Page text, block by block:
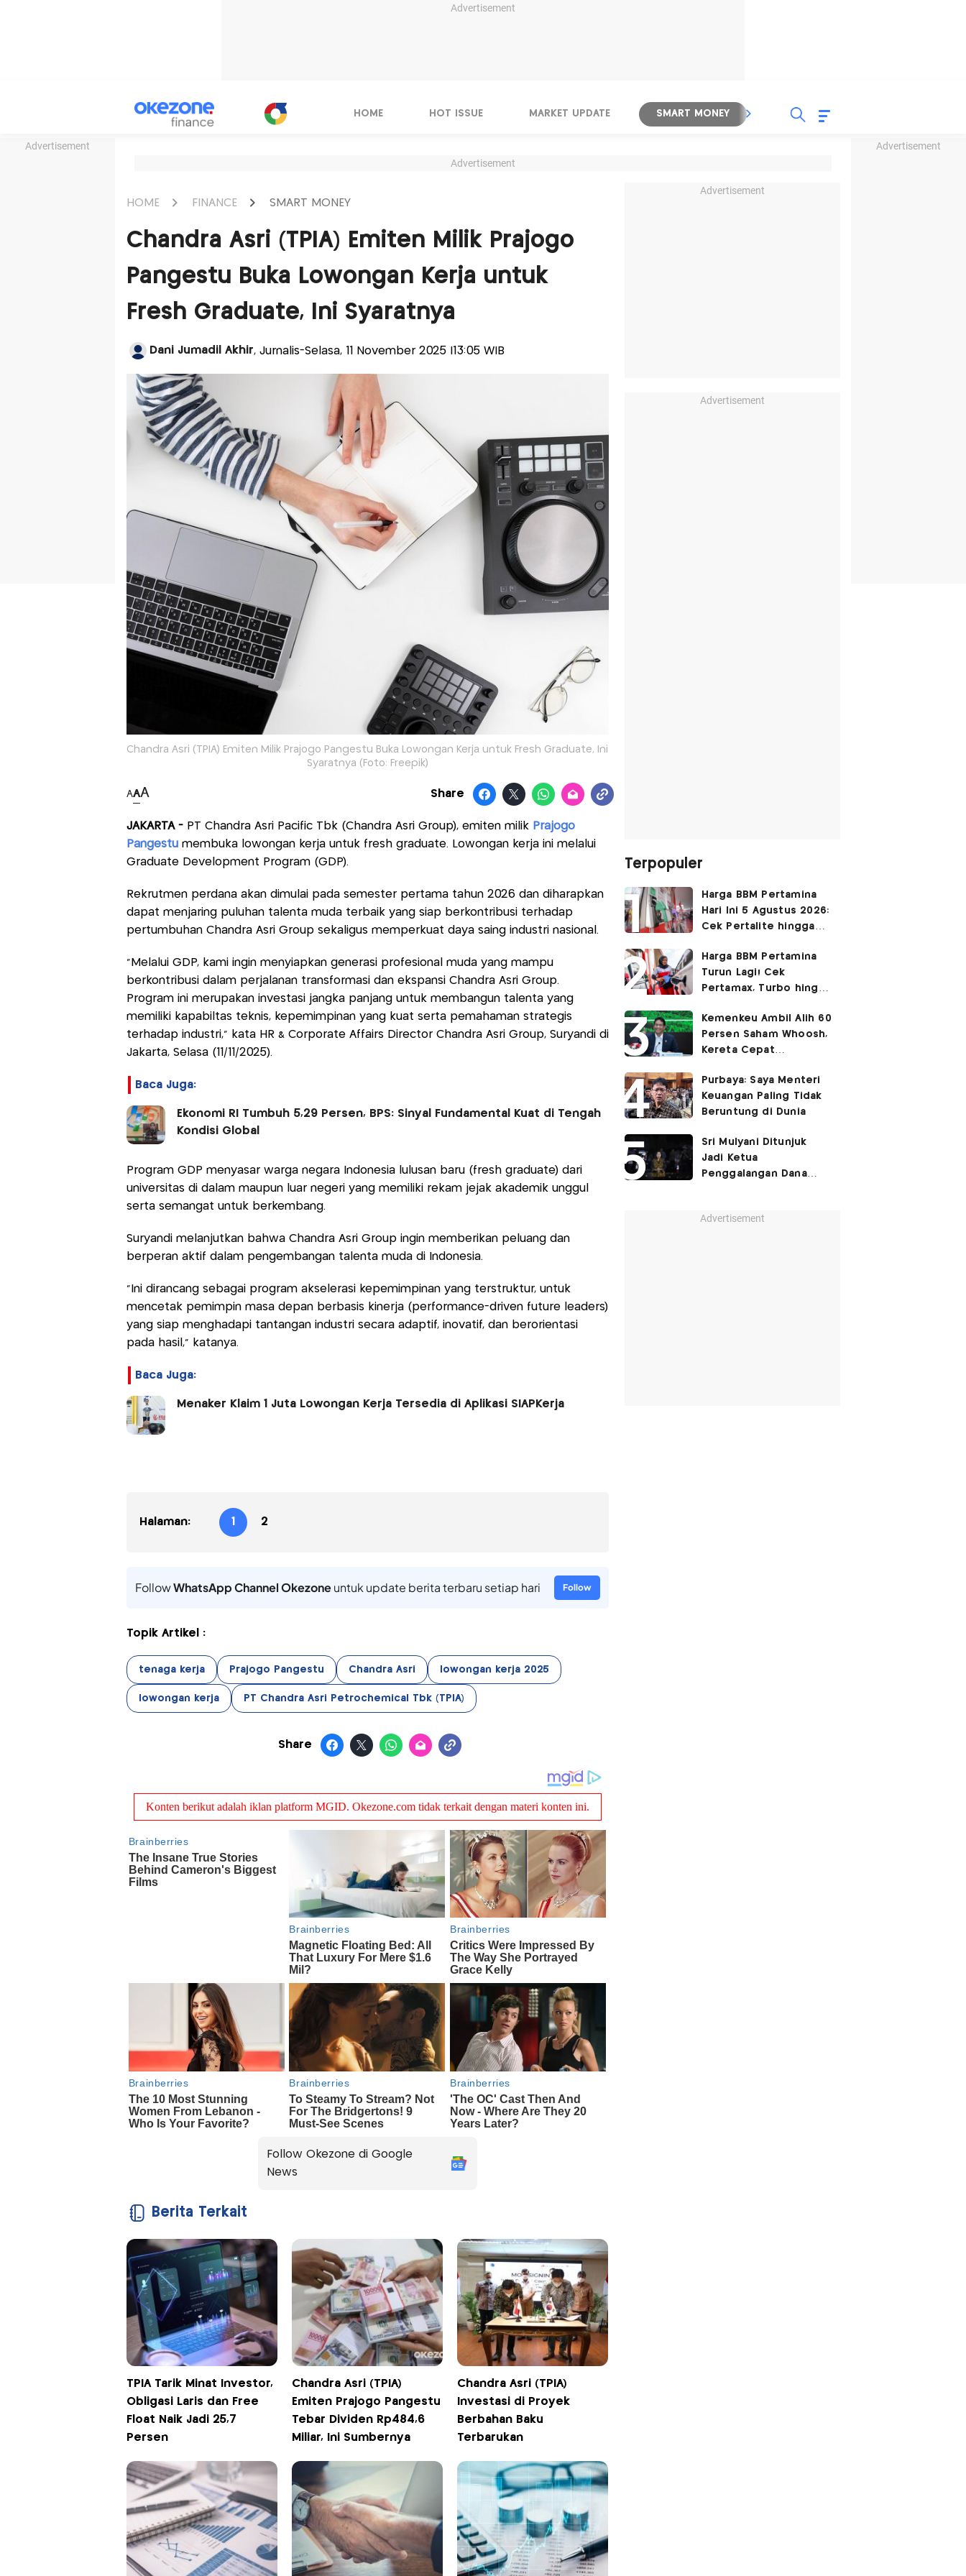
Advertisement
Advertisement Advertisement
HOME HOT ISSUE MARKET UPDATE SMART MONEY INSPIRASI BISNIS
Advertisement
HOME FINANCE SMART MONEY
Chandra Asri (TPIA) Emiten Milik Prajogo
Pangestu Buka Lowongan Kerja untuk
Fresh Graduate, Ini Syaratnya
Dani Jumadil Akhir, Jurnalis-Selasa, 11 November 2025 |13:05 WIB
Chandra Asri (TPIA) Emiten Milik Prajogo Pangestu Buka Lowongan Kerja untuk Fresh Graduate, Ini
Syaratnya (Foto: Freepik)
AAA Share
JAKARTA -PT Chandra Asri Pacific Tbk (Chandra Asri Group), emiten milik Prajogo
Pangestumembuka lowongan kerja untuk fresh graduate. Lowongan kerja ini melalui
Graduate Development Program (GDP).
Rekrutmen perdana akan dimulai pada semester pertama tahun 2026 dan diharapkan
dapat menjaring puluhan talenta muda terbaik yang siap berkontribusi terhadap
pertumbuhan Chandra Asri Group sekaligus memperkuat daya saing industri nasional.
"Melalui GDP, kami ingin menyiapkan generasi profesional muda yang mampu
berkontribusi dalam perjalanan transformasi dan ekspansi Chandra Asri Group.
Program ini merupakan investasi jangka panjang untuk membangun talenta yang
memiliki kapabiltas teknis, kepemimpinan yang kuat serta pemahaman strategis
terhadap industri," kata HR & Corporate Affairs Director Chandra Asri Group, Suryandi di
Jakarta, Selasa (11/11/2025).
Baca Juga:
Ekonomi RI Tumbuh 5,29 Persen, BPS: Sinyal Fundamental Kuat di Tengah
Kondisi Global
Program GDP menyasar warga negara Indonesia lulusan baru (fresh graduate) dari
universitas di dalam maupun luar negeri yang memiliki rekam jejak akademik unggul
serta semangat untuk berkembang.
Suryandi melanjutkan bahwa Chandra Asri Group ingin memberikan peluang dan
berperan aktif dalam pengembangan talenta muda di Indonesia.
"Ini dirancang sebagai program akselerasi kepemimpinan yang terstruktur, untuk
mencetak pemimpin masa depan berbasis kinerja (performance-driven future leaders)
yang siap menghadapi tantangan industri secara adaptif, inovatif, dan berorientasi
pada hasil," katanya.
Baca Juga:
Menaker Klaim 1 Juta Lowongan Kerja Tersedia di Aplikasi SIAPKerja
Halaman: 1 2
FollowWhatsApp Channel Okezoneuntuk update berita terbaru setiap hari Follow
Topik Artikel :
tenaga kerja Prajogo Pangestu Chandra Asri lowongan kerja 2025
lowongan kerja PT Chandra Asri Petrochemical Tbk (TPIA)
Share
Follow Okezone di Google
News
Berita Terkait
TPIA Tarik Minat Investor,
Obligasi Laris dan Free
Float Naik Jadi 25,7
Persen
Chandra Asri (TPIA)
Emiten Prajogo Pangestu
Tebar Dividen Rp484,6
Miliar, Ini Sumbernya
Chandra Asri (TPIA)
Investasi di Proyek
Berbahan Baku
Terbarukan
Advertisement
Advertisement
Terpopuler
Harga BBM Pertamina
Hari Ini 5 Agustus 2026:
Cek Pertalite hingga
Turun
Harga BBM Pertamina
Turun Lagi! Cek
Pertamax, Turbo hingga
Agustus 2026
Kemenkeu Ambil Alih 60
Persen Saham Whoosh,
Kereta Cepat
Surabaya
Purbaya: Saya Menteri
Keuangan Paling Tidak
Beruntung di Dunia
Sri Mulyani Ditunjuk
Jadi Ketua
Penggalangan Dana
Advertisement